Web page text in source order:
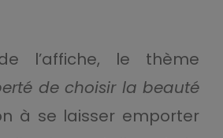
l’affiche, le thème
de choisir la beauté
à se laisser emporter